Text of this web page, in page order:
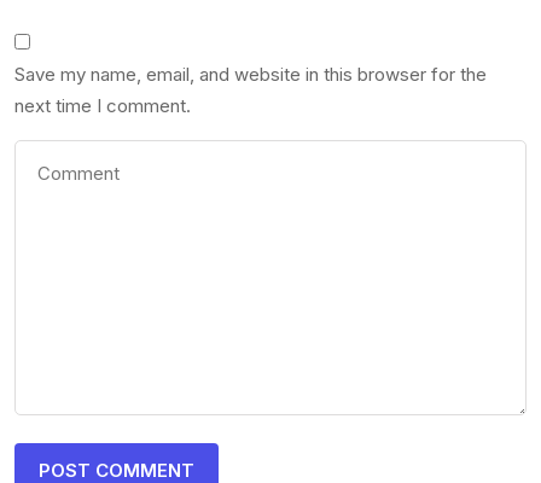
Save my name, email, and website in this browser for the
next time I comment.